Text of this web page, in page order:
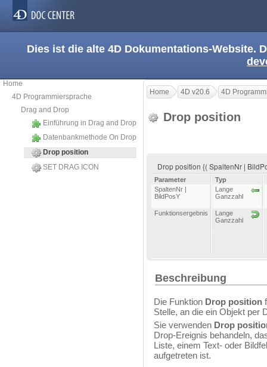
Dies ist die alte 4D Dokumentations-Website.
Home
4D Programmiersprache
Drag and Drop
Einführung in Drag and Drop
Datenbankmethode On Drop
Drop position
SET DRAG ICON
Home 4D v20.6 4D
Drop position
Drop position {( SpaltenNr |
Parameter
Typ
SpaltenNr |
BildPosY
Lange
Ganzzahl
Funktionsergebnis
Lange
Ganzzahl
Beschreibung
Die Funktion Drop position
Stelle, an die ein Objekt per
Sie verwenden Drop
Drop-Ereignis behandeln,
Liste, einem Text- oder
aufgetreten ist.